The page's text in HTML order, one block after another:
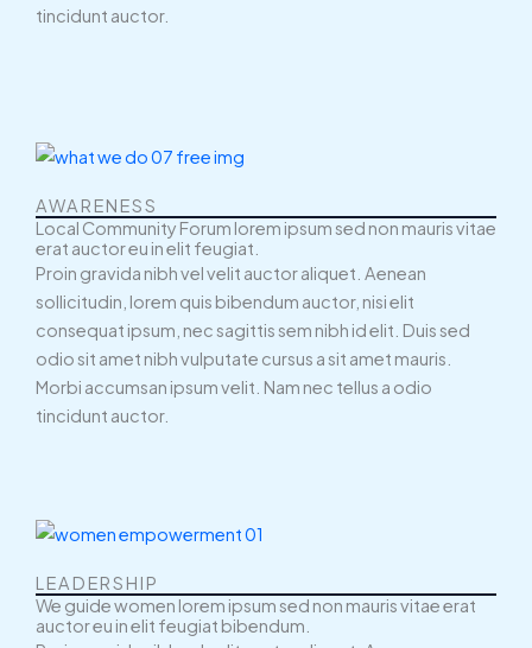
tincidunt auctor.
AWARENESS
Local Community Forum lorem ipsum sed non mauris vitae
erat auctor eu in elit feugiat.
Proin gravida nibh vel velit auctor aliquet. Aenean
sollicitudin, lorem quis bibendum auctor, nisi elit
consequat ipsum, nec sagittis sem nibh id elit. Duis sed
odio sit amet nibh vulputate cursus a sit amet mauris.
Morbi accumsan ipsum velit. Nam nec tellus a odio
tincidunt auctor.
LEADERSHIP
We guide women lorem ipsum sed non mauris vitae erat
auctor eu in elit feugiat bibendum.